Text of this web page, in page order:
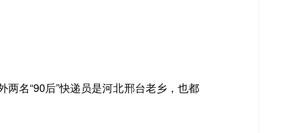
名“90后”快递员是河北邢台老乡，也都